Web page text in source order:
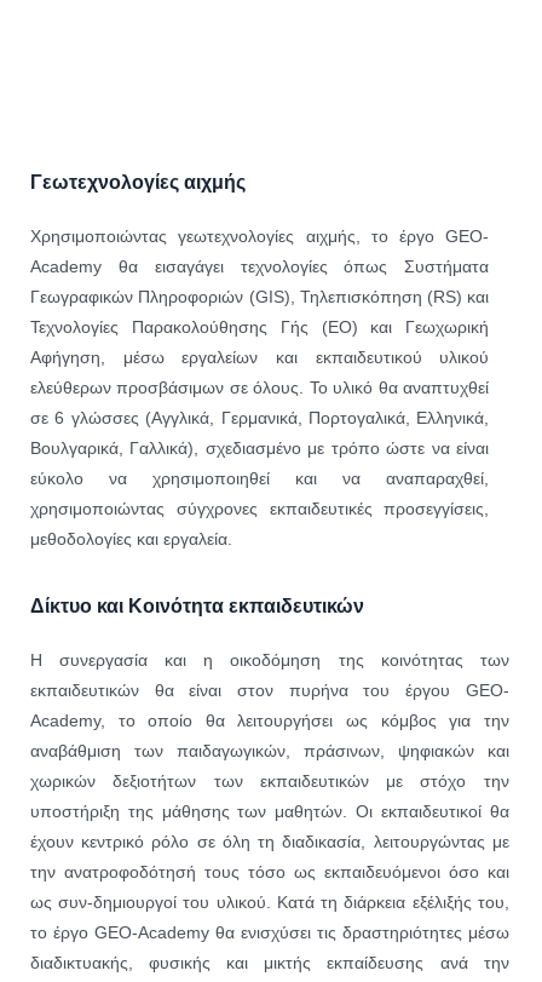
Γεωτεχνολογίες αιχμής
Χρησιμοποιώντας γεωτεχνολογίες αιχμής, το έργο GEO-
Academy θα εισαγάγει τεχνολογίες όπως Συστήματα
Γεωγραφικών Πληροφοριών (GIS), Τηλεπισκόπηση (RS) και
Τεχνολογίες Παρακολούθησης Γής (EO) και Γεωχωρική
Αφήγηση, μέσω εργαλείων και εκπαιδευτικού υλικού
ελεύθερων προσβάσιμων σε όλους. Το υλικό θα αναπτυχθεί
σε 6 γλώσσες (Αγγλικά, Γερμανικά, Πορτογαλικά, Ελληνικά,
Βουλγαρικά, Γαλλικά), σχεδιασμένο με τρόπο ώστε να είναι
εύκολο να χρησιμοποιηθεί και να αναπαραχθεί,
χρησιμοποιώντας σύγχρονες εκπαιδευτικές προσεγγίσεις,
μεθοδολογίες και εργαλεία.
Δίκτυο και Κοινότητα εκπαιδευτικών
Η συνεργασία και η οικοδόμηση της κοινότητας των
εκπαιδευτικών θα είναι στον πυρήνα του έργου GEO-
Academy, το οποίο θα λειτουργήσει ως κόμβος για την
αναβάθμιση των παιδαγωγικών, πράσινων, ψηφιακών και
χωρικών δεξιοτήτων των εκπαιδευτικών με στόχο την
υποστήριξη της μάθησης των μαθητών. Οι εκπαιδευτικοί θα
έχουν κεντρικό ρόλο σε όλη τη διαδικασία, λειτουργώντας με
την ανατροφοδότησή τους τόσο ως εκπαιδευόμενοι όσο και
ως συν-δημιουργοί του υλικού. Κατά τη διάρκεια εξέλιξής του,
το έργο GΕΟ-Academy θα ενισχύσει τις δραστηριότητες μέσω
διαδικτυακής, φυσικής και μικτής εκπαίδευσης ανά την